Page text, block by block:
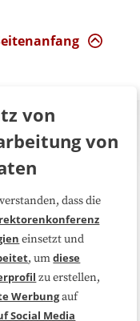
von
von
dass die
einsetzt und
, umdiese
zu erstellen,
Werbungauf
Social Media